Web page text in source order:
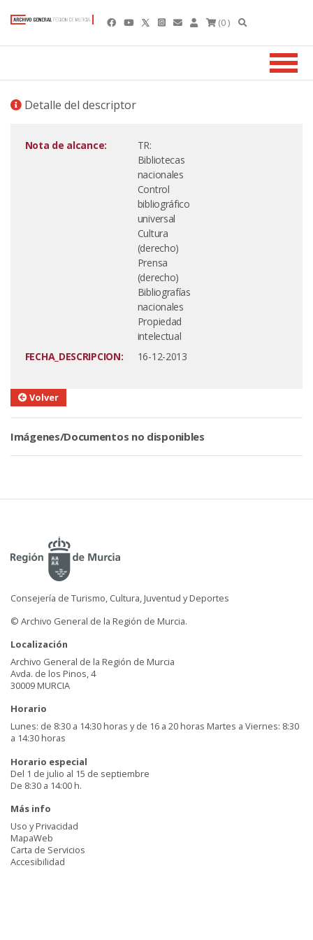
(0 )
Detalle del descriptor
Nota de alcance:
TR:
Bibliotecas
nacionales
Control
bibliográfico
universal
Cultura
(derecho)
Prensa
(derecho)
Bibliografías
nacionales
Propiedad
intelectual
FECHA_DESCRIPCION:
16-12-2013
Volver
Imágenes/Documentos no disponibles
Consejería de Turismo, Cultura, Juventud y Deportes
© Archivo General de la Región de Murcia.
Localización
Archivo General de la Región de Murcia
Avda. de los Pinos, 4
30009 MURCIA
Horario
Lunes: de 8:30 a 14:30 horas y de 16 a 20 horas Martes a Viernes: 8:30
a 14:30 horas
Horario especial
Del 1 de julio al 15 de septiembre
De 8:30 a 14:00 h.
Más info
Uso y Privacidad
MapaWeb
Carta de Servicios
Accesibilidad